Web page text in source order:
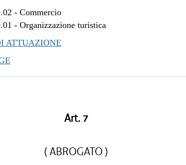
-Commercio
-Organizzazione turistica
ATTUAZIONE
Art. 7
( ABROGATO )